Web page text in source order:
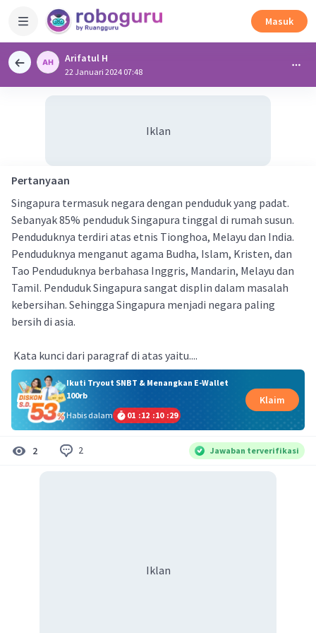
Masuk
Arifatul H
22 Januari 2024 07:48
Iklan
Pertanyaan
Singapura termasuk negara dengan penduduk yang padat.
Sebanyak 85% penduduk Singapura tinggal di rumah susun.
Penduduknya terdiri atas etnis Tionghoa, Melayu dan India.
Penduduknya menganut agama Budha, Islam, Kristen, dan
Tao Penduduknya berbahasa Inggris, Mandarin, Melayu dan
Tamil. Penduduk Singapura sangat displin dalam masalah
kebersihan. Sehingga Singapura menjadi negara paling
bersih di asia.
Kata kunci dari paragraf di atas yaitu....
Ikuti Tryout SNBT & Menangkan E-Wallet
100rb
Habis dalam
01 :12 :10 :28
Klaim
2 2 Jawaban terverifikasi
Iklan